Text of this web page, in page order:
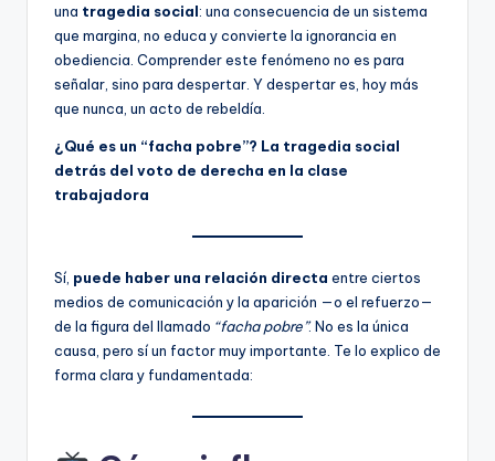
una tragedia social: una consecuencia de un sistema
que margina, no educa y convierte la ignorancia en
obediencia. Comprender este fenómeno no es para
señalar, sino para despertar. Y despertar es, hoy más
que nunca, un acto de rebeldía.
¿Qué es un “facha pobre”? La tragedia social
detrás del voto de derecha en la clase
trabajadora
Sí, puede haber una relación directa entre ciertos
medios de comunicación y la aparición —o el refuerzo—
de la figura del llamado “facha pobre”. No es la única
causa, pero sí un factor muy importante. Te lo explico de
forma clara y fundamentada: